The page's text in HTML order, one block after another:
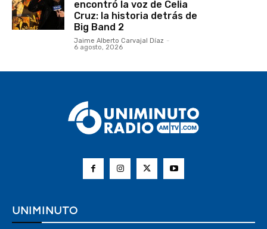
encontró la voz de Celia
Cruz: la historia detrás de
Big Band 2
Jaime Alberto Carvajal Díaz -
6 agosto, 2026
UNIMINUTO